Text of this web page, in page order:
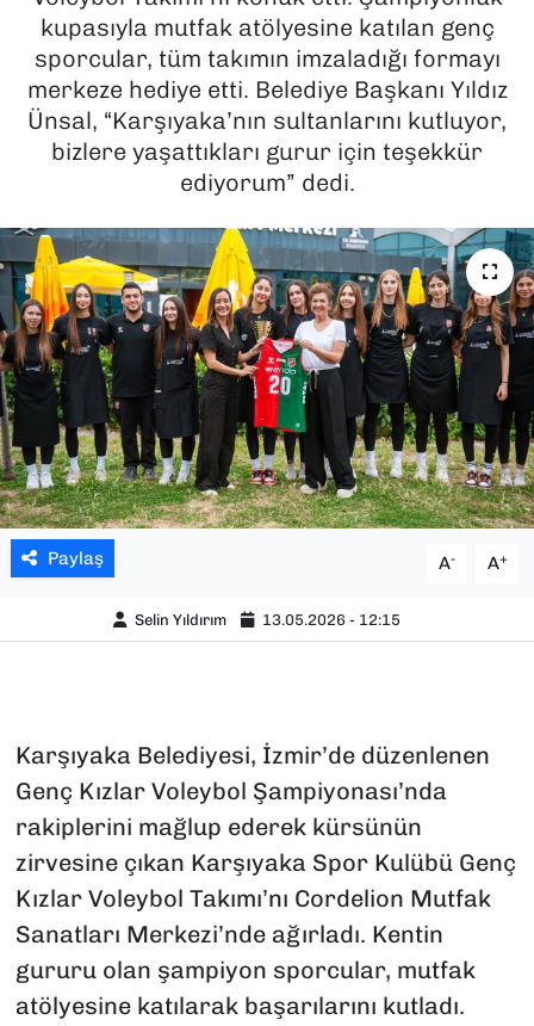
kupasıyla mutfak atölyesine katılan genç
sporcular, tüm takımın imzaladığı formayı
merkeze hediye etti. Belediye Başkanı Yıldız
Ünsal, “Karşıyaka’nın sultanlarını kutluyor,
bizlere yaşattıkları gurur için teşekkür
ediyorum” dedi.
Paylaş A- A+
Selin Yıldırım 13.05.2026 - 12:15
Karşıyaka Belediyesi, İzmir’de düzenlenen
Genç Kızlar Voleybol Şampiyonası’nda
rakiplerini mağlup ederek kürsünün
zirvesine çıkan Karşıyaka Spor Kulübü Genç
Kızlar Voleybol Takımı’nı Cordelion Mutfak
Sanatları Merkezi’nde ağırladı. Kentin
gururu olan şampiyon sporcular, mutfak
atölyesine katılarak başarılarını kutladı.
SAĞLIK
SPOR
TEKNOLOJİ
YAŞAM
YEREL YÖNETİMLER